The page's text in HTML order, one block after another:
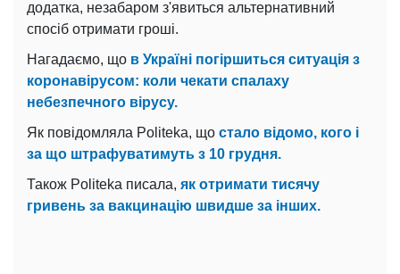
додатка, незабаром з'явиться альтернативний
спосіб отримати гроші.
Нагадаємо, що в Україні погіршиться ситуація з
коронавірусом: коли чекати спалаху
небезпечного вірусу.
Як повідомляла Politeka, що стало відомо, кого і
за що штрафуватимуть з 10 грудня.
Також Politeka писала, як отримати тисячу
гривень за вакцинацію швидше за інших.